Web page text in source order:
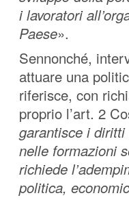
i lavoratori
Paese».
Sennonché,
attuare una
riferisce, con
proprio l’art. 2
garantisce i diritti
nelle formazioni
richiede
politica,